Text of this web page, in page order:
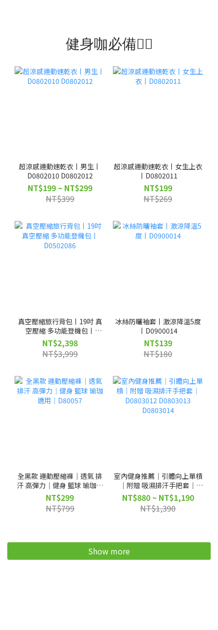
健身咖必備🏋‍♂
超涼感運動速乾衣丨男生丨
D0802010 D0802012
NT$199 ~ NT$299
NT$399
超涼感運動速乾衣丨女生上衣
丨D0802011
NT$199
NT$269
真空壓縮旅行背包丨19吋 真
空壓縮 多功能登機包丨
D0502086
NT$2,398
NT$3,999
冰絲防曬袖套丨激涼降溫5度
丨D0900014
NT$139
NT$180
全黑款 運動壓縮褲｜透氣 排
汗 高彈力｜健身 籃球 瑜珈適
用｜D80057
NT$299
NT$799
室內健身推薦｜引體向上單槓
｜附贈 吸濕排汗手把套｜
D0803012 D0803013
D0803014
NT$880 ~ NT$1,190
NT$1,390
Show more